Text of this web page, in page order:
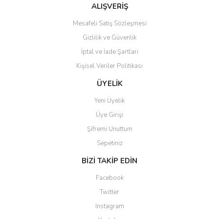
Bu ürüne benzer farklı alternatifler olmalı.
Gönder
ALIŞVERİŞ
Mesafeli Satış Sözleşmesi
Gizlilik ve Güvenlik
İptal ve İade Şartları
Kişisel Veriler Politikası
ÜYELİK
Yeni Üyelik
Üye Girişi
Şifremi Unuttum
Sepetiniz
BİZİ TAKİP EDİN
Facebook
Twitter
Instagram